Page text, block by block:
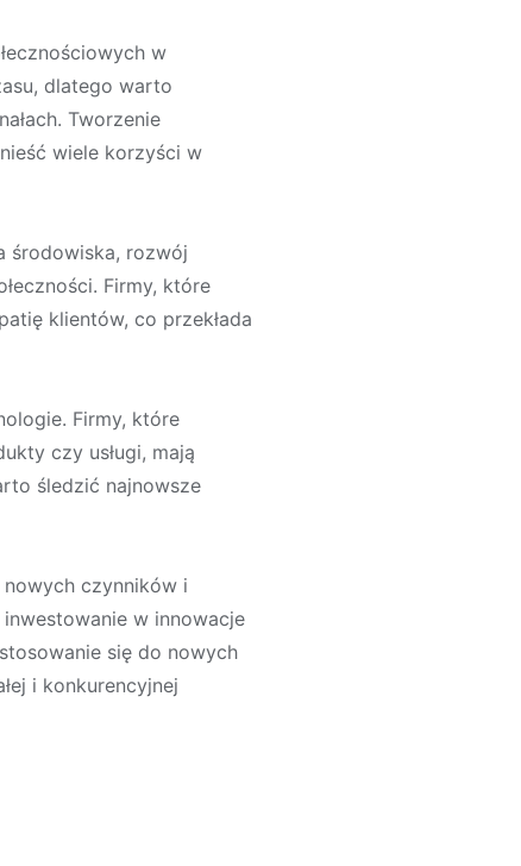
w
dlatego warto
Tworzenie
wiele korzyści w
środowiska, rozwój
Firmy, które
klientów, co przekłada
Firmy, które
czy usługi, mają
śledzić najnowsze
czynników i
w innowacje
się do nowych
i konkurencyjnej